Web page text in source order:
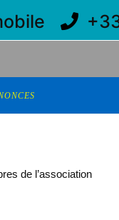
de l’association